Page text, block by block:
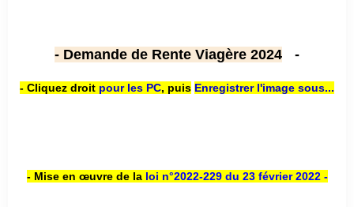
- Demande de Rente Viagère 2024 -
- Cliquez droit pour les PC, puis Enregistrer l'image sous...
- Mise en œuvre de la loi n°2022-229 du 23 février 2022 -